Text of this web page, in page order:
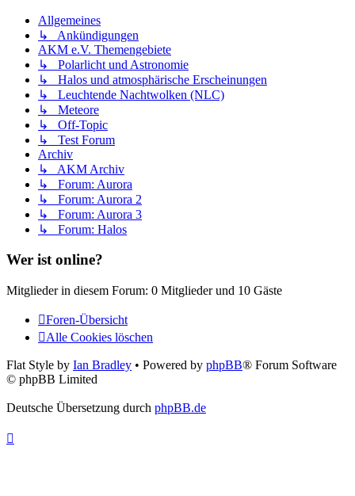
Allgemeines
↳ Ankündigungen
AKM e.V. Themengebiete
↳ Polarlicht und Astronomie
↳ Halos und atmosphärische Erscheinungen
↳ Leuchtende Nachtwolken (NLC)
↳ Meteore
↳ Off-Topic
↳ Test Forum
Archiv
↳ AKM Archiv
↳ Forum: Aurora
↳ Forum: Aurora 2
↳ Forum: Aurora 3
↳ Forum: Halos
Wer ist online?
Mitglieder in diesem Forum: 0 Mitglieder und 10 Gäste
Foren-Übersicht
Alle Cookies löschen
Flat Style by Ian Bradley • Powered by phpBB® Forum Software
© phpBB Limited
Deutsche Übersetzung durch phpBB.de